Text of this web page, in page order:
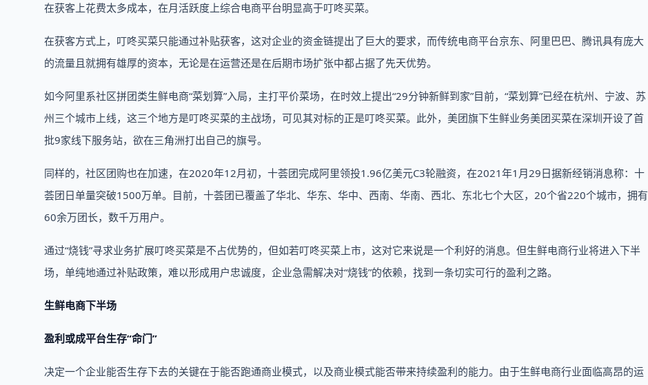
在获客上花费太多成本，在月活跃度上综合电商平台明显高于叮咚买菜。
在获客方式上，叮咚买菜只能通过补贴获客，这对企业的资金链提出了巨大的要求，而传统电商平台京东、阿里巴巴、腾讯具有庞大
的流量且就拥有雄厚的资本，无论是在运营还是在后期市场扩张中都占据了先天优势。
如今阿里系社区拼团类生鲜电商“菜划算”入局，主打平价菜场，在时效上提出“29分钟新鲜到家”目前，“菜划算”已经在杭州、宁波、苏
州三个城市上线，这三个地方是叮咚买菜的主战场，可见其对标的正是叮咚买菜。此外，美团旗下生鲜业务美团买菜在深圳开设了首
批9家线下服务站，欲在三角洲打出自己的旗号。
同样的，社区团购也在加速，在2020年12月初，十荟团完成阿里领投1.96亿美元C3轮融资，在2021年1月29日据新经销消息称：十
荟团日单量突破1500万单。目前，十荟团已覆盖了华北、华东、华中、西南、华南、西北、东北七个大区，20个省220个城市，拥有
60余万团长，数千万用户。
通过“烧钱”寻求业务扩展叮咚买菜是不占优势的，但如若叮咚买菜上市，这对它来说是一个利好的消息。但生鲜电商行业将进入下半
场，单纯地通过补贴政策，难以形成用户忠诚度，企业急需解决对“烧钱”的依赖，找到一条切实可行的盈利之路。
生鲜电商下半场
盈利或成平台生存“命门”
决定一个企业能否生存下去的关键在于能否跑通商业模式，以及商业模式能否带来持续盈利的能力。由于生鲜电商行业面临高昂的运